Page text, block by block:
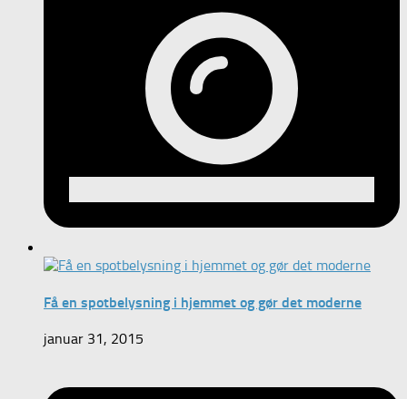
Få en spotbelysning i hjemmet og gør det moderne
januar 31, 2015